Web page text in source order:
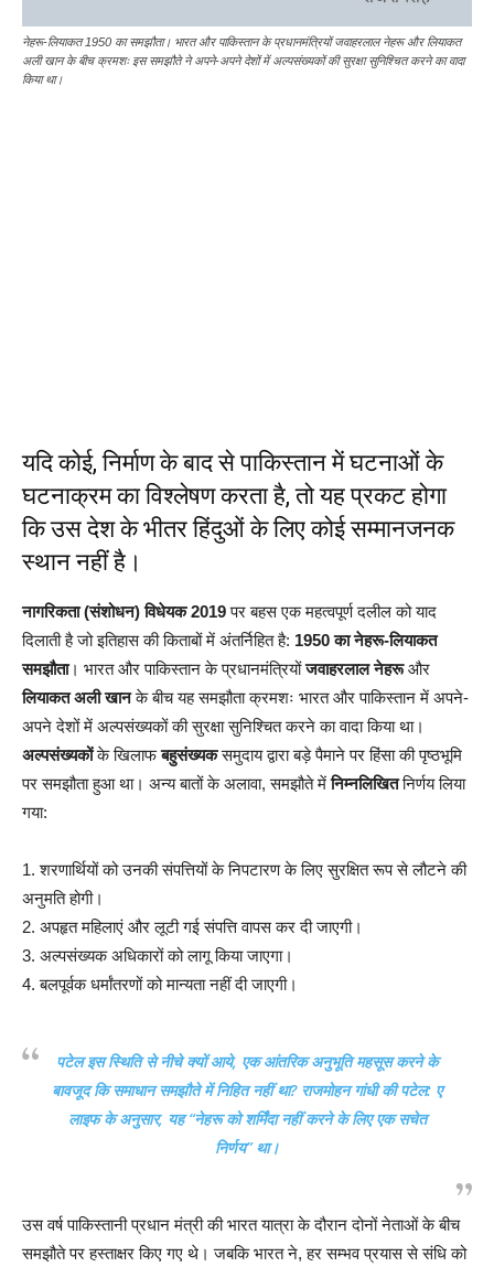
नेहरू-लियाकत 1950 का समझौता। भारत और पाकिस्तान के प्रधानमंत्रियों जवाहरलाल नेहरू और लियाकत
अली खान के बीच क्रमशः इस समझौते ने अपने-अपने देशों में अल्पसंख्यकों की सुरक्षा सुनिश्चित करने का वादा
किया था।
यदि कोई, निर्माण के बाद से पाकिस्तान में घटनाओं के
घटनाक्रम का विश्लेषण करता है, तो यह प्रकट होगा
कि उस देश के भीतर हिंदुओं के लिए कोई सम्मानजनक
स्थान नहीं है।
नागरिकता (संशोधन) विधेयक 2019पर बहस एक महत्वपूर्ण दलील को याद
दिलाती है जो इतिहास की किताबों में अंतर्निहित है: 1950 का नेहरू-लियाकत
समझौता। भारत और पाकिस्तान के प्रधानमंत्रियोंजवाहरलाल नेहरूऔर
लियाकत अली खानके बीच यह समझौता क्रमशः भारत और पाकिस्तान में अपने-
अपने देशों में अल्पसंख्यकों की सुरक्षा सुनिश्चित करने का वादा किया था।
अल्पसंख्यकोंके खिलाफबहुसंख्यकसमुदाय द्वारा बड़े पैमाने पर हिंसा की पृष्ठभूमि
पर समझौता हुआ था। अन्य बातों के अलावा, समझौते मेंनिम्नलिखितनिर्णय लिया
गया:
1. शरणार्थियों को उनकी संपत्तियों के निपटारण के लिए सुरक्षित रूप से लौटने की
अनुमति होगी।
2. अपहृत महिलाएं और लूटी गई संपत्ति वापस कर दी जाएगी।
3. अल्पसंख्यक अधिकारों को लागू किया जाएगा।
4. बलपूर्वक धर्मांतरणों को मान्यता नहीं दी जाएगी।
पटेल इस स्थिति से नीचे क्यों आये, एक आंतरिक अनुभूति महसूस करने के
बावजूद कि समाधान समझौते में निहित नहीं था? राजमोहन गांधी की पटेल: ए
लाइफ के अनुसार, यह “नेहरू को शर्मिंदा नहीं करने के लिए एक सचेत
निर्णय” था।
उस वर्ष पाकिस्तानी प्रधान मंत्री की भारत यात्रा के दौरान दोनों नेताओं के बीच
समझौते पर हस्ताक्षर किए गए थे। जबकि भारत ने, हर सम्भव प्रयास से संधि को